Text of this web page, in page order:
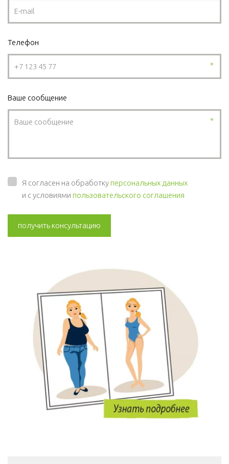
Телефон
*
Ваше сообщение
*
Я согласен на обработкуперсональных данных
и с условиями пользовательского соглашения
получить консультацию